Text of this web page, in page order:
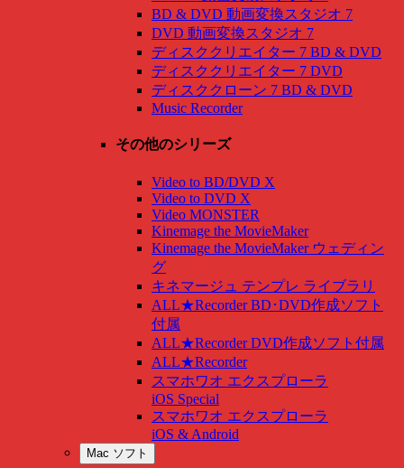
BD & DVD 動画変換スタジオ 7
DVD 動画変換スタジオ 7
ディスククリエイター 7 BD & DVD
ディスククリエイター 7 DVD
ディスククローン 7 BD & DVD
Music Recorder
その他のシリーズ
Video to BD/DVD X
Video to DVD X
Video MONSTER
Kinemage the MovieMaker
Kinemage the MovieMaker ウェディン
グ
キネマージュ テンプレ ライブラリ
ALL★Recorder BD･DVD作成ソフト
付属
ALL★Recorder DVD作成ソフト付属
ALL★Recorder
スマホワオ エクスプローラ
iOS Special
スマホワオ エクスプローラ
iOS & Android
Mac ソフト